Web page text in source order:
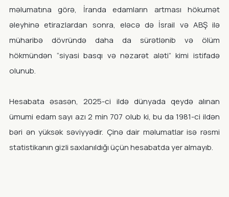
məlumatına görə, İranda edamların artması hökumət
əleyhinə etirazlardan sonra, eləcə də İsrail və ABŞ ilə
müharibə dövründə daha da sürətlənib və ölüm
hökmündən “siyasi basqı və nəzarət aləti” kimi istifadə
olunub.
Hesabata əsasən, 2025-ci ildə dünyada qeydə alınan
ümumi edam sayı azı 2 min 707 olub ki, bu da 1981-ci ildən
bəri ən yüksək səviyyədir. Çinə dair məlumatlar isə rəsmi
statistikanın gizli saxlanıldığı üçün hesabatda yer almayıb.